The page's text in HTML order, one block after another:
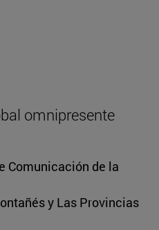
omnipresente
Comunicación de la
y Las Provincias